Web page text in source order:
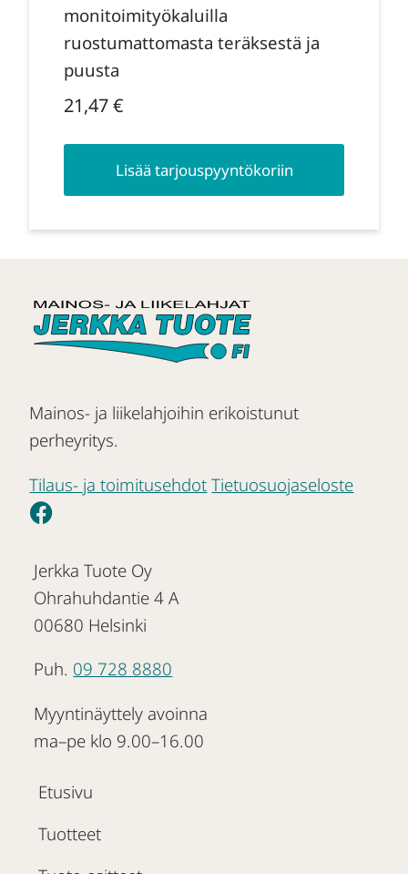
monitoimityökaluilla
ruostumattomasta teräksestä ja
puusta
21,47€
Lisää tarjouspyyntökoriin
Mainos- ja liikelahjoihin erikoistunut
perheyritys.
Tilaus- ja toimitusehdot Tietuosuojaseloste
Jerkka Tuote Oy
Ohrahuhdantie 4 A
00680 Helsinki
Puh. 09 728 8880
Myyntinäyttely avoinna
ma–pe klo 9.00–16.00
Etusivu
Tuotteet